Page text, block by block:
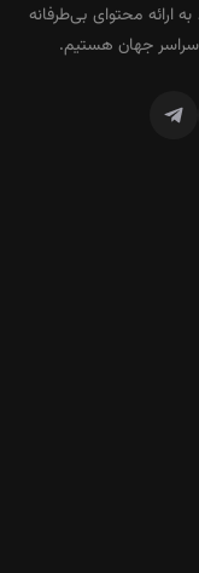
محتوای بی‌طرفانه
سراسر جهان هستیم.